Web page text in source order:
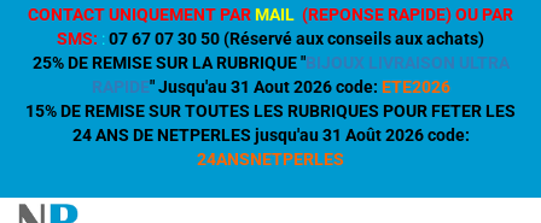
CONTACT UNIQUEMENT PARMAIL (REPONSE RAPIDE) OU PAR
SMS: :07 67 07 30 50 (Réservé aux conseils aux achats)
25% DE REMISE SUR LA RUBRIQUE "BIJOUX LIVRAISON ULTRA
RAPIDE" Jusqu'au 31 Aout 2026 code: ETE2026
15% DE REMISE SUR TOUTES LES RUBRIQUES POUR FETER LES
24 ANS DE NETPERLES jusqu'au 31 Août 2026 code:
24ANSNETPERLES